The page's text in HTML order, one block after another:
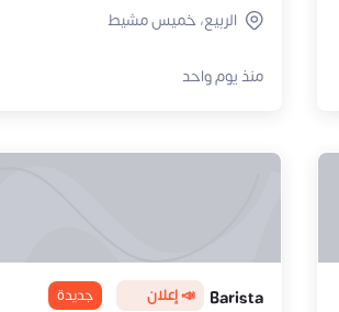
الربيع، خميس مشيط
منذ يوم واحد
Barista 📣 إعلان جديدة